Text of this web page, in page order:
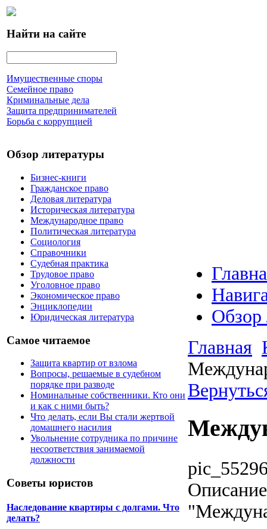
Найти на сайте
Имущественные споры
Семейное право
Криминальные дела
Защита предпринимателей
Борьба с коррупцией
Обзор литературы
Бизнес-книги
Гражданское право
Деловая литература
Историческая литература
Международное право
Политическая литература
Социология
Справочники
Судебная практика
Трудовое право
Уголовное право
Экономическое право
Энциклопедии
Юридическая литература
Самое читаемое
Защита квартир от взлома
Вопросы, решаемые в судебном
порядке при разводе
Номинальные собственники. Кто они
и как с ними быть?
Что делать, если Вы стали жертвой
домашнего насилия
Увольнение сотрудника по причине
несоответствия занимаемой
должности
Советы юристов
Наследование квартиры с долгами. Что
делать?
Обзор
Главная
Описание